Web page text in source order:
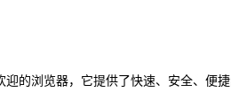
迎的浏览器，它提供了快速、安全、便